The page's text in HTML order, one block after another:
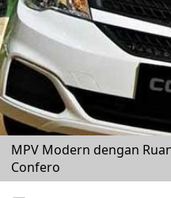
MPV Modern dengan
Confero